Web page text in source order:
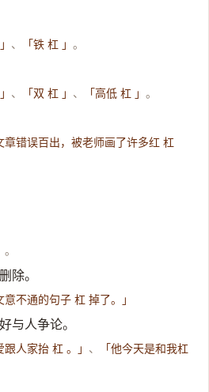
、 「铁 杠 」。
、 「双 杠 」 、 「高低 杠 」。
章错误百出，被老师画了许多红 杠
。
除。
意不通的句子 杠 掉了。」
与人争论。
跟人家抬 杠 。」 、
「他今天是和我杠